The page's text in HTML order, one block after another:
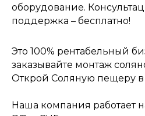
оборудование.
поддержка – бесплатно!
Это 100% рентабельный
заказывайте монтаж
Открой Соляную пещеру в
Наша компания работает